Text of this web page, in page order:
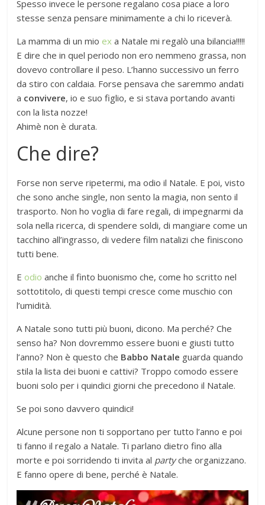
Spesso invece le persone regalano cosa piace a loro
stesse senza pensare minimamente a chi lo riceverà.
La mamma di un mio ex a Natale mi regalò una bilancia!!!!!
E dire che in quel periodo non ero nemmeno grassa, non
dovevo controllare il peso. L’hanno successivo un ferro
da stiro con caldaia. Forse pensava che saremmo andati
a convivere, io e suo figlio, e si stava portando avanti
con la lista nozze!
Ahimè non è durata.
Che dire?
Forse non serve ripetermi, ma odio il Natale. E poi, visto
che sono anche single, non sento la magia, non sento il
trasporto. Non ho voglia di fare regali, di impegnarmi da
sola nella ricerca, di spendere soldi, di mangiare come un
tacchino all’ingrasso, di vedere film natalizi che finiscono
tutti bene.
Eodio anche il finto buonismo che, come ho scritto nel
sottotitolo, di questi tempi cresce come muschio con
l’umidità.
A Natale sono tutti più buoni, dicono. Ma perché? Che
senso ha? Non dovremmo essere buoni e giusti tutto
l’anno? Non è questo che Babbo Natale guarda quando
stila la lista dei buoni e cattivi? Troppo comodo essere
buoni solo per i quindici giorni che precedono il Natale.
Se poi sono davvero quindici!
Alcune persone non ti sopportano per tutto l’anno e poi
ti fanno il regalo a Natale. Ti parlano dietro fino alla
morte e poi sorridendo ti invita al partyche organizzano.
E fanno opere di bene, perché è Natale.